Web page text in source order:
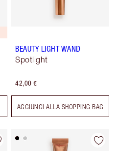
BEAUTY LIGHT WAND
Spotlight
42,00 €
AGGIUNGI ALLA SHOPPING BAG